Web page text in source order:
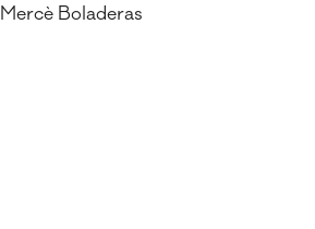
Mercè Boladeras